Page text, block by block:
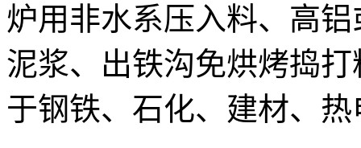
炉用非水系压入料、高
泥浆、出铁沟免烘烤捣
于钢铁、石化、建材、